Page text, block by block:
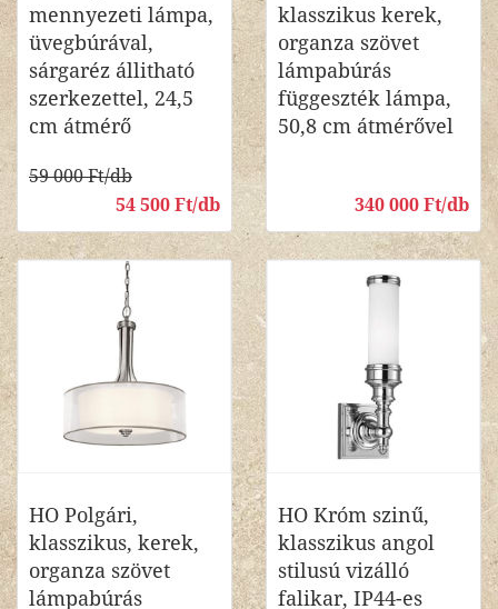
mennyezeti lámpa,
üvegbúrával,
sárgaréz állitható
szerkezettel, 24,5
cm átmérő
59 000 Ft/db
54 500 Ft/db
klasszikus kerek,
organza szövet
lámpabúrás
függeszték lámpa,
50,8 cm átmérővel
340 000 Ft/db
HO Polgári,
klasszikus, kerek,
organza szövet
lámpabúrás
HO Króm szinű,
klasszikus angol
stilusú vizálló
falikar, IP44-es